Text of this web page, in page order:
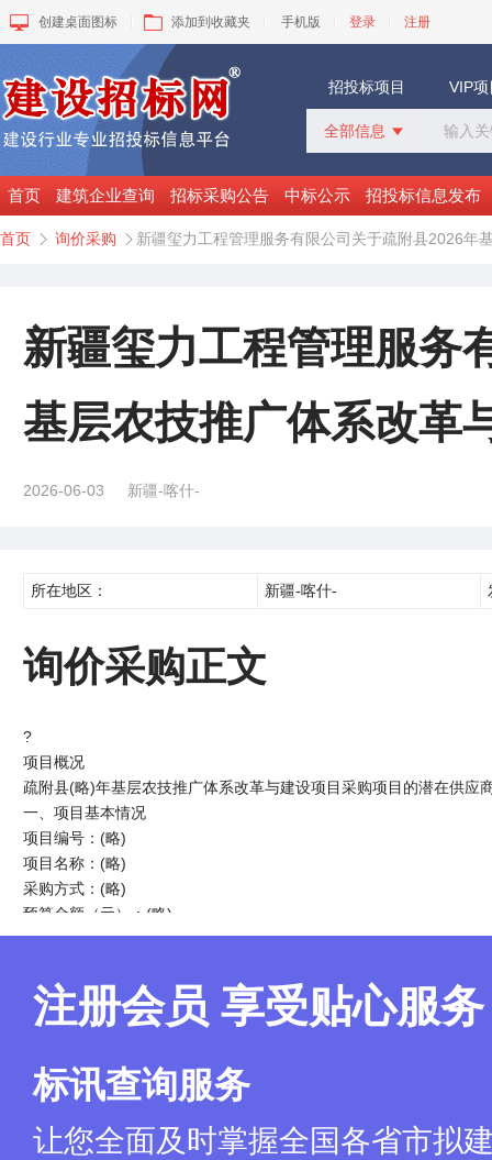
创建桌面图标 添加到收藏夹 手机版 登录 注册
招投标项目 VIP
全部信息 
招标采购
中标公示
变更公告
询价采购
谈判采购
首页 建筑企业查询 招标采购公告 中标公示 招投标信息发布
首页  询价采购  新疆玺力工程管理服务有限公司关于疏附县2026年
新疆玺力工程管理服务
基层农技推广体系改革
2026-06-03 新疆-喀什-
所在地区： 新疆-喀什-
询价采购正文
?
项目概况
疏附县(略)年基层农技推广体系改革与建设项目采购项目的潜在供
一、项目基本情况
项目编号：(略)
项目名称：(略)
采购方式：(略)
预算金额（元）：(略)
最高限价（元）：(略)
标项名称：(略)
数量：(略)
简要规格描述：(略)
备注：
本项目（否）接受联合体投标。
注册会员 享受贴心服务
标讯查询服务
让您全面及时掌握全国各省市拟